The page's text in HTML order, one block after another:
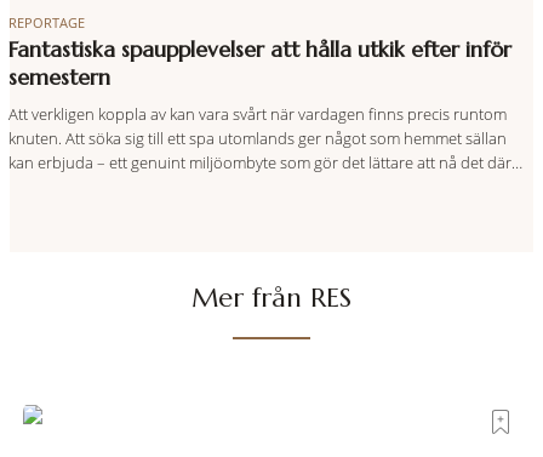
REPORTAGE
Fantastiska spaupplevelser att hålla utkik efter inför
semestern
Att verkligen koppla av kan vara svårt när vardagen finns precis runtom
knuten. Att söka sig till ett spa utomlands ger något som hemmet sällan
kan erbjuda – ett genuint miljöombyte som gör det lättare att nå det där
Mer från RES